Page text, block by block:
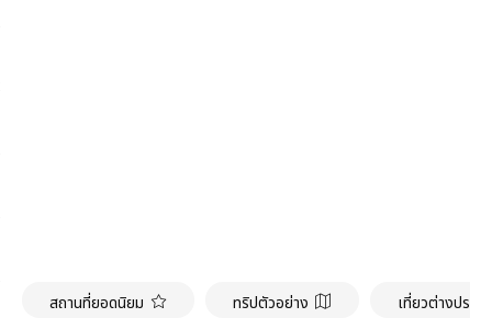
สถานที่ยอดนิยม ทริปตัวอย่าง เที่ยวต่างประเ